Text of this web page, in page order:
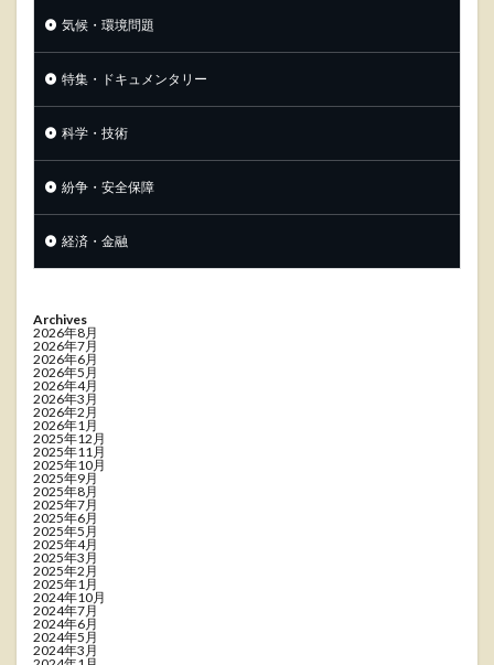
気候・環境問題
特集・ドキュメンタリー
科学・技術
紛争・安全保障
経済・金融
Archives
2026年8月
2026年7月
2026年6月
2026年5月
2026年4月
2026年3月
2026年2月
2026年1月
2025年12月
2025年11月
2025年10月
2025年9月
2025年8月
2025年7月
2025年6月
2025年5月
2025年4月
2025年3月
2025年2月
2025年1月
2024年10月
2024年7月
2024年6月
2024年5月
2024年3月